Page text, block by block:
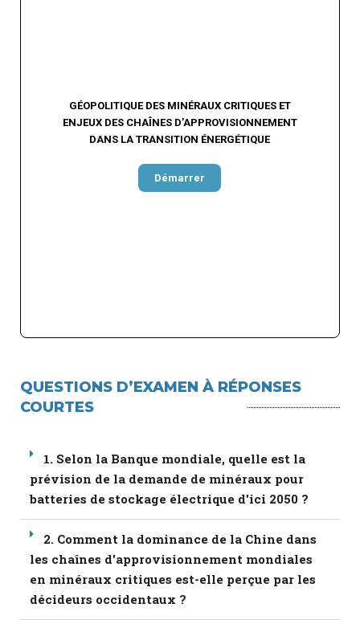
GÉOPOLITIQUE DES MINÉRAUX CRITIQUES ET
ENJEUX DES CHAÎNES D’APPROVISIONNEMENT
DANS LA TRANSITION ÉNERGÉTIQUE
QUESTIONS D’EXAMEN À RÉPONSES
COURTES
1. Selon la Banque mondiale, quelle est la
prévision de la demande de minéraux pour
batteries de stockage électrique d'ici 2050 ?
2. Comment la dominance de la Chine dans
les chaînes d'approvisionnement mondiales
en minéraux critiques est-elle perçue par les
décideurs occidentaux ?